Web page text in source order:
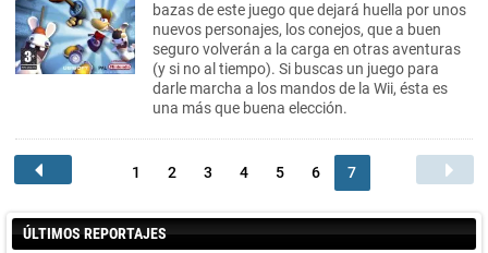
bazas de este juego que dejará huella por unos
nuevos personajes, los conejos, que a buen
seguro volverán a la carga en otras aventuras
(y si no al tiempo). Si buscas un juego para
darle marcha a los mandos de la Wii, ésta es
una más que buena elección.
1 2 3 4 5 6 7
ÚLTIMOS REPORTAJES